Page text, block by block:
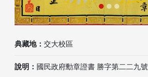
典藏地： 交大校區
說明： 國民政府勳章證書 勝字第二二九號